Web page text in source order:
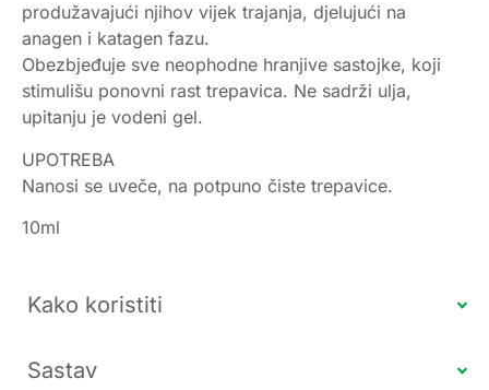
produžavajući njihov vijek trajanja, djelujući na
anagen i katagen fazu.
Obezbjeđuje sve neophodne hranjive sastojke, koji
stimulišu ponovni rast trepavica. Ne sadrži ulja,
upitanju je vodeni gel.
UPOTREBA
Nanosi se uveče, na potpuno čiste trepavice.
10ml
Kako koristiti
Sastav